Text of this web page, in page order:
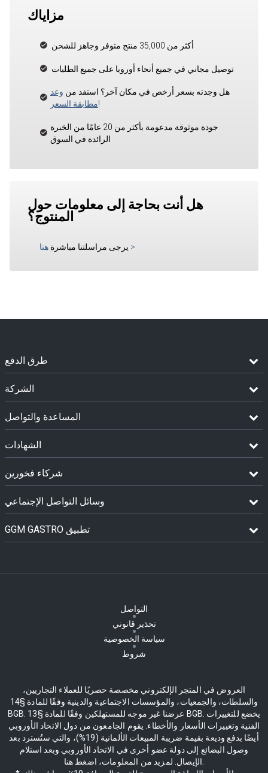
مزاياك
أكثر من 35,000 منتج متوفر وجاهز للشحن
توصيل مجاني في جميع أنحاء أوروبا على جميع الطلبات
هل وجدته بسعر أرخص في مكان آخر؟ استفد من وعد
مطابقة السعر!
جودة موثوقة مدعومة بأكثر من 20 عامًا من الخبرة
الرائدة في السوق
هل أنت بحاجة إلى معلومات حول
المنتوج؟
يرجى مراسلتنا مباشرة هنا >
طرق الدفع
الشركة
المساعدة والتواصل
الشهادات
شركاء فخورين
وسائل التواصل الإجتماعي
GGM GASTRO تطبيق
التواصل
تحذير قانوني
سياسة الخصوصية
شروط
العروض في المتجر الإلكتروني مخصصة حصريًا للعملاء التجاريين،
والسلطات، والجمعيات، والمؤسسات الاجتماعية والدينية وفقًا للمادة §14
BGB. عرضنا غير موجه للمستهلكين وفقًا للمادة §13 BGB. يخضع للتغييرات
الفنية وتغييرات الأسعار والأخطاء. يقوم الجامعون من دول الاتحاد الأوروبي
أيضًا بدفع وديعة بقيمة ضريبة المبيعات الألمانية (19%)، والتي ستُسترد بعد
وصول البضائع إلى دولة عضو أخرى في الاتحاد الأوروبي وبعد استلام